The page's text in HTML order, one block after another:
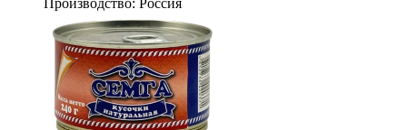
Производство: Россия